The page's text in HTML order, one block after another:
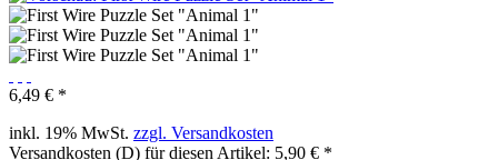
6,49 € *
inkl. 19% MwSt. zzgl. Versandkosten
Versandkosten (D) für diesen Artikel: 5,90 € *